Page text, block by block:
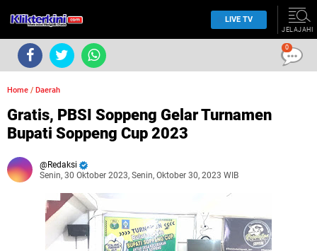
LIVE TV
JELAJAHI
Home / Daerah
Gratis, PBSI Soppeng Gelar Turnamen
Bupati Soppeng Cup 2023
Redaksi
Senin, 30 Oktober 2023, Senin, Oktober 30, 2023 WIB
0